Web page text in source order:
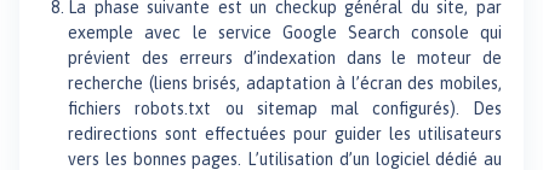
La phase suivante est un checkup général du site, par
exemple avec le service Google Search console qui
prévient des erreurs d’indexation dans le moteur de
recherche (liens brisés, adaptation à l’écran des mobiles,
fichiers robots.txt ou sitemap mal configurés). Des
redirections sont effectuées pour guider les utilisateurs
vers les bonnes pages. L’utilisation d’un logiciel dédié au